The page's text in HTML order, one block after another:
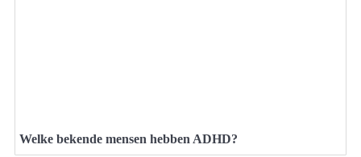
Welke bekende mensen hebben ADHD?